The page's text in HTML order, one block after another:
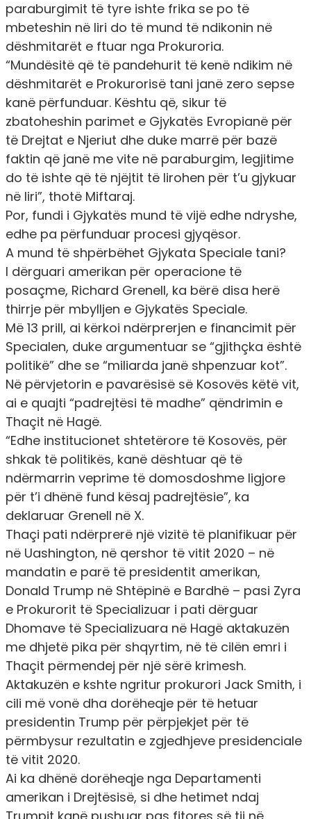
paraburgimit të tyre ishte frika se po të
mbeteshin në liri do të mund të ndikonin në
dëshmitarët e ftuar nga Prokuroria.
“Mundësitë që të pandehurit të kenë ndikim në
dëshmitarët e Prokurorisë tani janë zero sepse
kanë përfunduar. Kështu që, sikur të
zbatoheshin parimet e Gjykatës Evropianë për
të Drejtat e Njeriut dhe duke marrë për bazë
faktin që janë me vite në paraburgim, legjitime
do të ishte që të njëjtit të lirohen për t’u gjykuar
në liri”, thotë Miftaraj.
Por, fundi i Gjykatës mund të vijë edhe ndryshe,
edhe pa përfunduar procesi gjyqësor.
A mund të shpërbëhet Gjykata Speciale tani?
I dërguari amerikan për operacione të
posaçme, Richard Grenell, ka bërë disa herë
thirrje për mbylljen e Gjykatës Speciale.
Më 13 prill, ai kërkoi ndërprerjen e financimit për
Specialen, duke argumentuar se “gjithçka është
politikë” dhe se “miliarda janë shpenzuar kot”.
Në përvjetorin e pavarësisë së Kosovës këtë vit,
ai e quajti “padrejtësi të madhe” qëndrimin e
Thaçit në Hagë.
“Edhe institucionet shtetërore të Kosovës, për
shkak të politikës, kanë dështuar që të
ndërmarrin veprime të domosdoshme ligjore
për t’i dhënë fund kësaj padrejtësie”, ka
deklaruar Grenell në X.
Thaçi pati ndërprerë një vizitë të planifikuar për
në Uashington, në qershor të vitit 2020 – në
mandatin e parë të presidentit amerikan,
Donald Trump në Shtëpinë e Bardhë – pasi Zyra
e Prokurorit të Specializuar i pati dërguar
Dhomave të Specializuara në Hagë aktakuzën
me dhjetë pika për shqyrtim, në të cilën emri i
Thaçit përmendej për një sërë krimesh.
Aktakuzën e kshte ngritur prokurori Jack Smith, i
cili më vonë dha dorëheqje për të hetuar
presidentin Trump për përpjekjet për të
përmbysur rezultatin e zgjedhjeve presidenciale
të vitit 2020.
Ai ka dhënë dorëheqje nga Departamenti
amerikan i Drejtësisë, si dhe hetimet ndaj